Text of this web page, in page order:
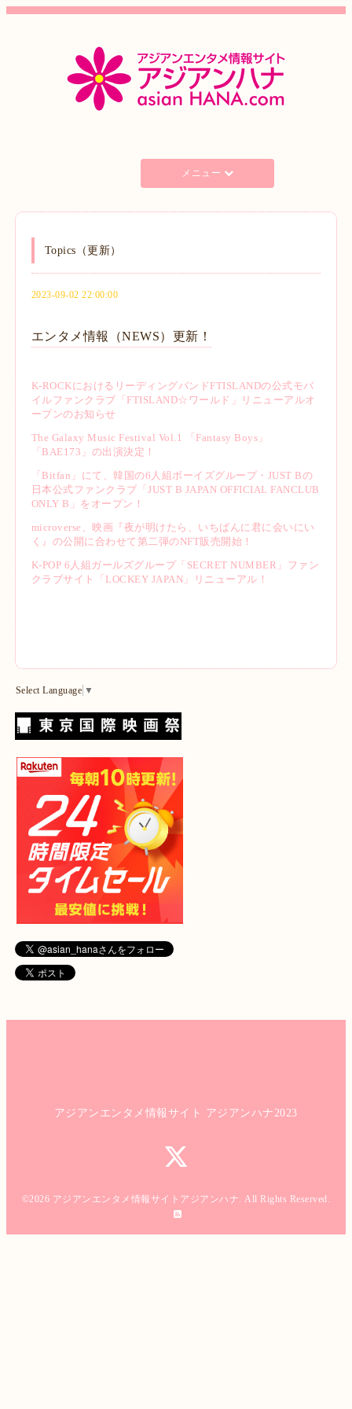
メニュー
Topics（更新）
2023-09-02 22:00:00
エンタメ情報（NEWS）更新！
K-ROCKにおけるリーディングバンドFTISLANDの公式モバ
イルファンクラブ「FTISLAND☆ワールド」リニューアルオ
ープンのお知らせ
The Galaxy Music Festival Vol.1 「Fantasy Boys」
「BAE173」の出演決定！
「Bitfan」にて、韓国の6人組ボーイズグループ・JUST Bの
日本公式ファンクラブ「JUST B JAPAN OFFICIAL FANCLUB
ONLY B」をオープン！
microverse、映画『夜が明けたら、いちばんに君に会いにい
く』の公開に合わせて第二弾のNFT販売開始！
K-POP 6人組ガールズグループ「SECRET NUMBER」ファン
クラブサイト「LOCKEY JAPAN」リニューアル！
Select Language ▼
アジアンエンタメ情報サイト アジアンハナ2023
©2026 アジアンエンタメ情報サイトアジアンハナ. All Rights Reserved.